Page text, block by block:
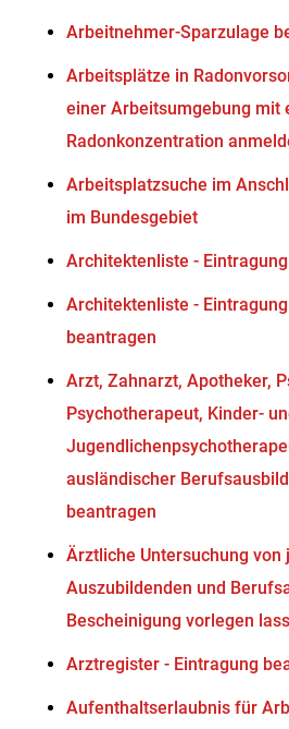
Arbeitnehmer-Sparzulage
Arbeitsplätze in
einer Arbeitsumgebung mit
Radonkonzentration
Arbeitsplatzsuche im
im Bundesgebiet
Architektenliste -
Architektenliste -
beantragen
Arzt, Zahnarzt, Apotheker,
Psychotherapeut, Kinder-
ausländischer
beantragen
Ärztliche Untersuchung von
Auszubildenden und
Bescheinigung vorlegen
Arztregister - Eintragung
Aufenthaltserlaubnis für